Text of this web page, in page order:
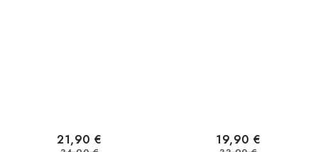
21,90 € 19,90 €